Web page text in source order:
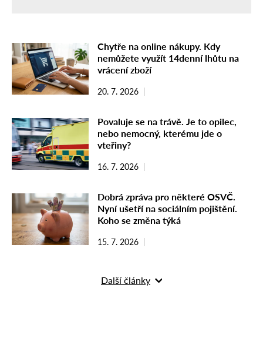
Chytře na online nákupy. Kdy
nemůžete využít 14denní lhůtu na
vrácení zboží
20. 7. 2026
Povaluje se na trávě. Je to opilec,
nebo nemocný, kterému jde o
vteřiny?
16. 7. 2026
Dobrá zpráva pro některé OSVČ.
Nyní ušetří na sociálním pojištění.
Koho se změna týká
15. 7. 2026
Další články